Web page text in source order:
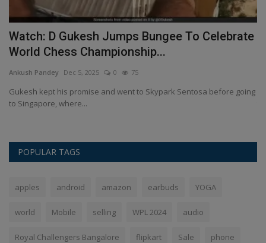
Watch: D Gukesh Jumps Bungee To Celebrate
World Chess Championship...
Ankush Pandey Dec 5, 2025 0 75
Gukesh kept his promise and went to Skypark Sentosa before going
to Singapore, where...
POPULAR TAGS
apples android amazon earbuds YOGA
world Mobile selling WPL 2024 audio
Royal Challengers Bangalore flipkart Sale phone